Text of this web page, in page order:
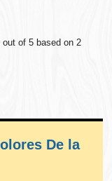
out of5 based on2
De la